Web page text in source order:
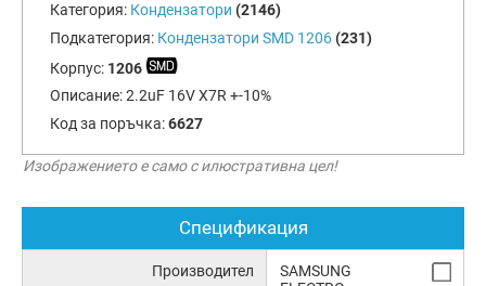
Категория: Кондензатори (2146)
Подкатегория: Кондензатори SMD 1206(231)
Корпус: 1206
Описание:2.2uF 16V X7R +-10%
Код за поръчка:6627
Изображението е само с илюстративна цел!
Спецификация
Производител
SAMSUNG